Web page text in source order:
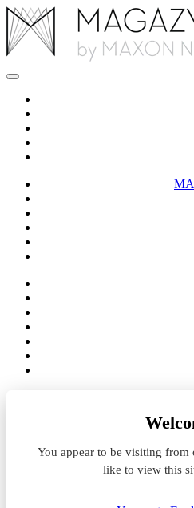
You appear to be visiting from
like to view this
Lokalizacja